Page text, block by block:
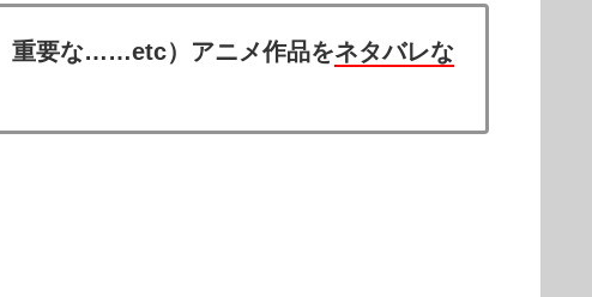
重要な……etc）アニメ作品をネタバレな